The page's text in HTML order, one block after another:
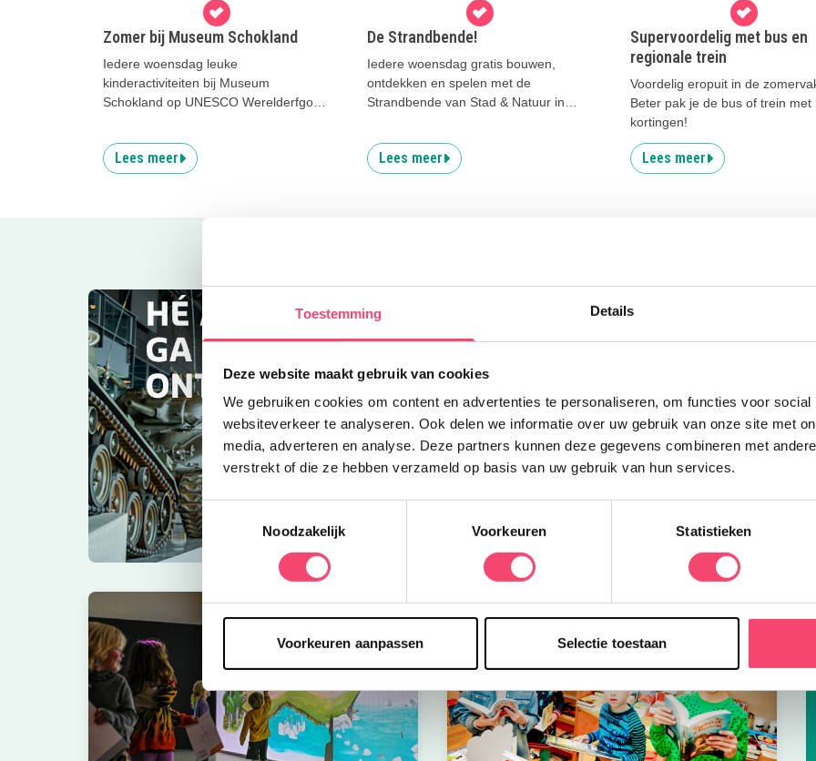
Toestemming Details
Deze website maakt gebruik van cookies
We gebruiken cookies om content en advertenties te personaliseren, om functies voor social
websiteverkeer te analyseren. Ook delen we informatie over uw gebruik van onze site met
media, adverteren en analyse. Deze partners kunnen deze gegevens combineren met
verstrekt of die ze hebben verzameld op basis van uw gebruik van hun services.
Toestemmingsselectie
Noodzakelijk
Voorkeuren Statistieken
Voorkeuren aanpassen Selectie toestaan
Zomer bij Museum Schokland
Iedere woensdag leuke
kinderactiviteiten bij Museum
Schokland op UNESCO Werelderfgoed
Lees meer
De Strandbende!
Iedere woensdag gratis bouwen,
ontdekken en spelen met de
Strandbende van Stad & Natuur in
Lees meer
Supervoordelig met bus en
regionale trein
Voordelig eropuit in de
Beter pak je de bus of trein met
kortingen!
Lees meer